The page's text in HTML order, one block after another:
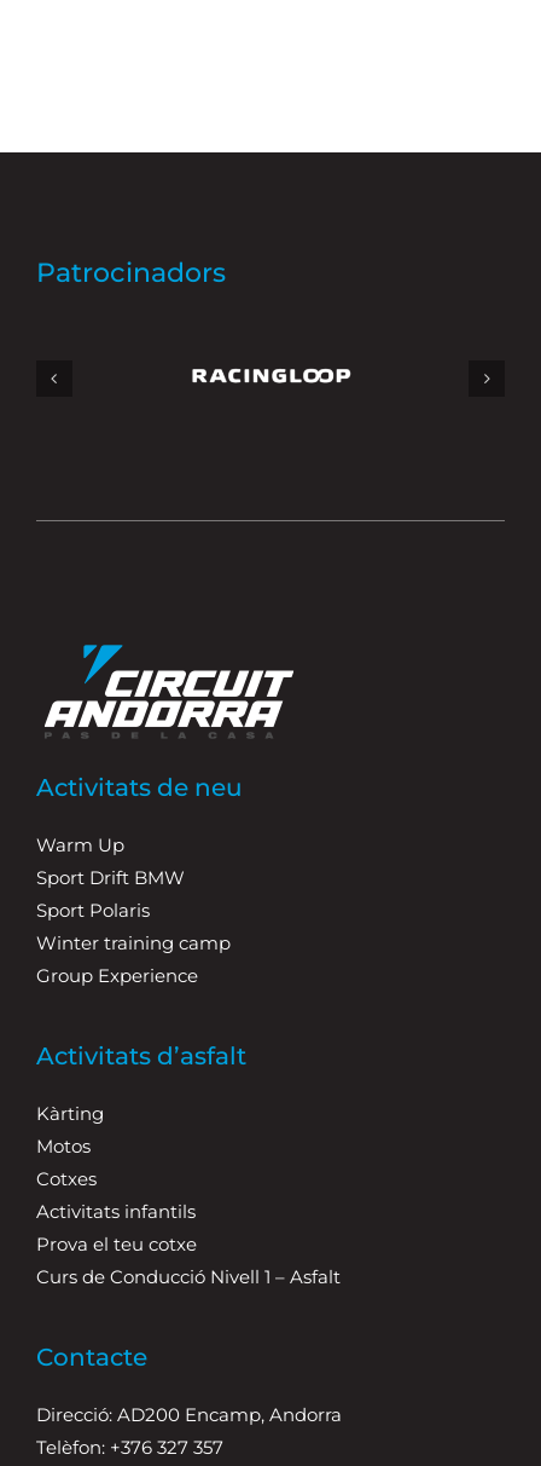
Patrocinadors
Activitats de neu
Warm Up
Sport Drift BMW
Sport Polaris
Winter training camp
Group Experience
Activitats d’asfalt
Kàrting
Motos
Cotxes
Activitats infantils
Prova el teu cotxe
Curs de Conducció Nivell 1 – Asfalt
Contacte
Direcció: AD200 Encamp, Andorra
Telèfon: +376 327 357